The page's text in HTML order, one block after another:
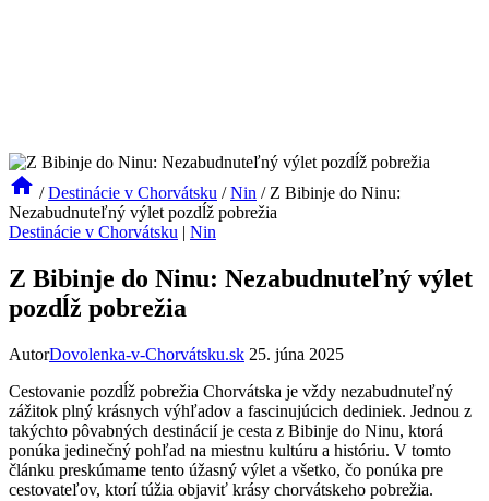
/ Destinácie v Chorvátsku / Nin / Z Bibinje do Ninu:
Nezabudnuteľný výlet pozdĺž pobrežia
Destinácie v Chorvátsku | Nin
Z Bibinje do Ninu: Nezabudnuteľný výlet
pozdĺž pobrežia
AutorDovolenka-v-Chorvátsku.sk 25. júna 2025
Cestovanie pozdĺž pobrežia Chorvátska je vždy nezabudnuteľný
zážitok plný krásnych výhľadov a fascinujúcich dediniek. Jednou z
takýchto pôvabných destinácií je cesta z Bibinje do Ninu, ktorá
ponúka jedinečný pohľad na miestnu kultúru a históriu. V tomto
článku preskúmame tento úžasný výlet a všetko, čo ponúka pre
cestovateľov, ktorí túžia objaviť krásy chorvátskeho pobrežia.